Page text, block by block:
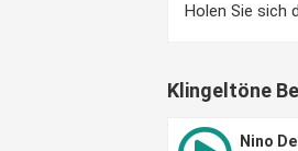
Holen Sie sich
Klingeltöne
Nino